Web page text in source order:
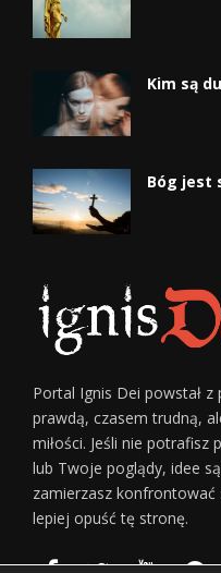
Kim są
Bóg jest
Portal Ignis Dei powstał
prawdą, czasem trudną,
miłości. Jeśli nie potrafisz
lub Twoje poglądy, idee
zamierzasz konfrontować
lepiej opuść tę stronę.